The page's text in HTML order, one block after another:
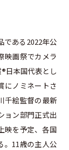
である2022年公
映画祭でカメラ
日本国代表とし
にノミネートさ
千絵監督の最新
ョン部門正式出
映を予定、各国
。11歳の主人公